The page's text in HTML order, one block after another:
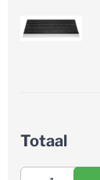
Totaal